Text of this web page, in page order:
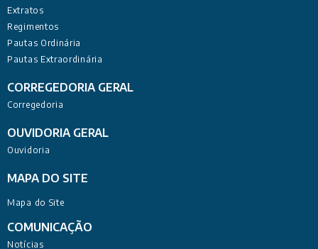
Extratos
Regimentos
Pautas Ordinária
Pautas Extraordinária
CORREGEDORIA GERAL
Corregedoria
OUVIDORIA GERAL
Ouvidoria
MAPA DO SITE
Mapa do Site
COMUNICAÇÃO
Notícias